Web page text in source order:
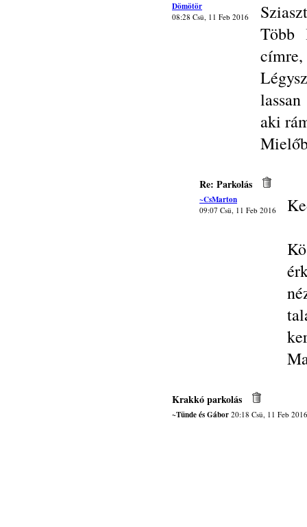
Dömötör
08:28 Csü, 11 Feb 2016
Több
címre,
aki
Re: Parkolás
~CsMarton
09:07 Csü, 11 Feb 2016
Krakkó parkolás
~Tünde és Gábor 20:18 Csü, 11 Feb 2016